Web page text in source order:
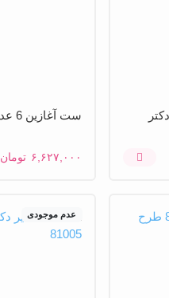
میل دکتر
ست آغازین 6 عددی اونت
۶,۶۲۷,۰۰۰ تومان
عدم موجودی